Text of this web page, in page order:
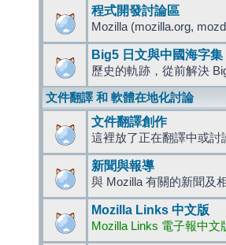
程式開發討論區
Mozilla (mozilla.org,
Big5 日文與中國海字集
歷史的軌跡，從前解決
文件翻譯 和 軟體在地化討論
文件翻譯創作
這裡放了正在翻譯中或討
新聞與報導
與 Mozilla 有關的新聞及
Mozilla Links 中文版
Mozilla Links 電子報中文